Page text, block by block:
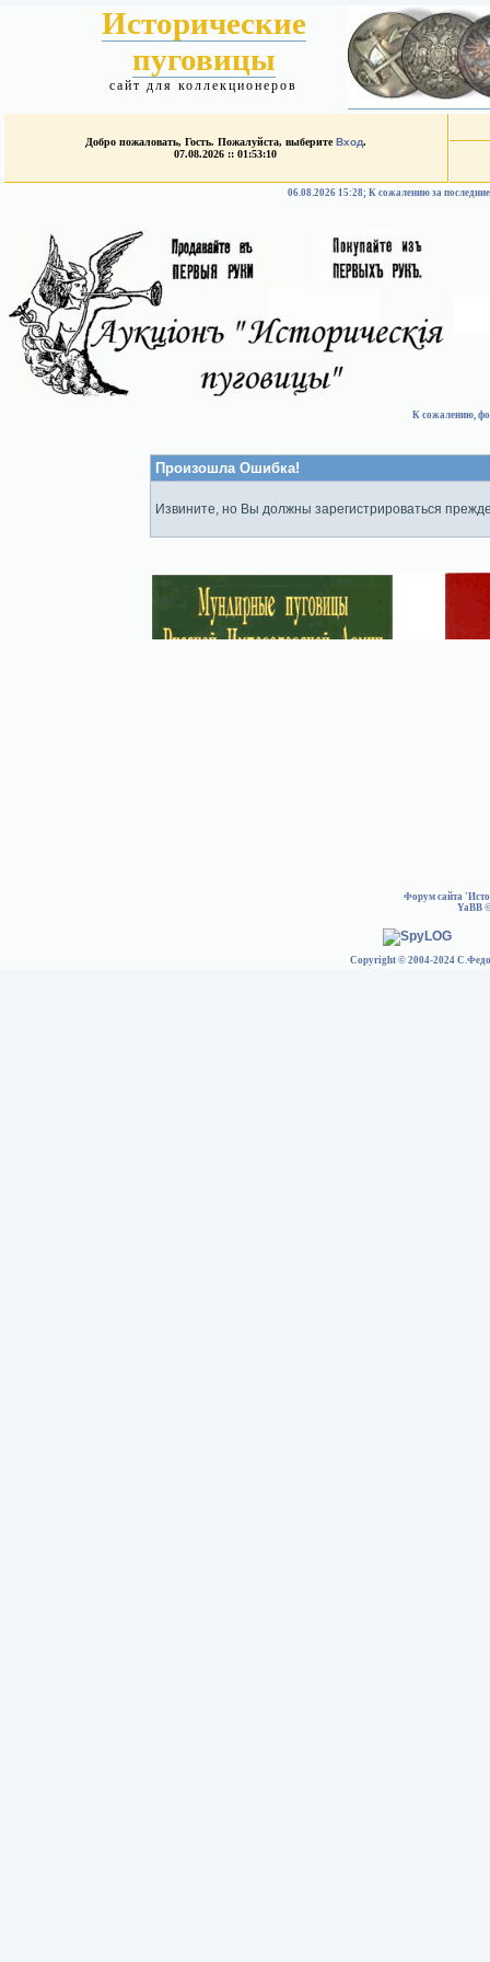
Исторические
пуговицы
сайт для коллекционеров
Добро пожаловать, Гость. Пожалуйста, выберитеВход.
07.08.2026 :: 01:53:10
06.08.2026 15:28; К сожалению за
К сожалению,
Произошла Ошибка!
Извините, но Вы должны зарегистрироваться
Форум сайта
YaBB
Copyright © 2004-2024